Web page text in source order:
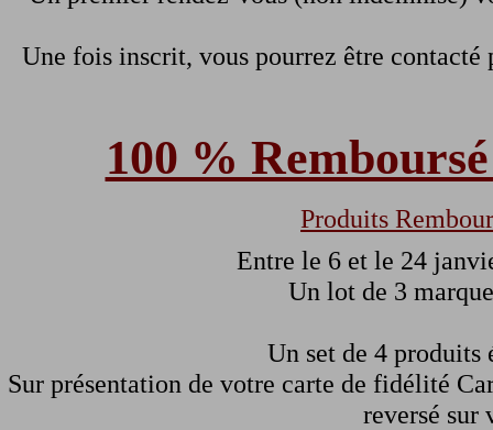
Une fois inscrit, vous pourrez être contacté
100 %
Produits
Entre le 6 et le 24
Un lot de 3
Un set de 4 produits
Sur présentation de votre carte de fidélité
reversé sur